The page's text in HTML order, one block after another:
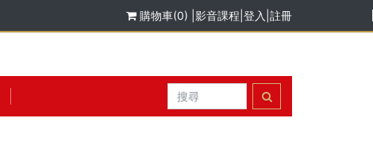
購物車(0) 影音課程 登入 註冊